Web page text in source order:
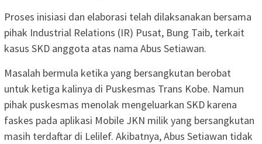
Proses inisiasi dan elaborasi telah dilaksanakan bersama
pihak Industrial Relations (IR) Pusat, Bung Taib, terkait
kasus SKD anggota atas nama Abus Setiawan.
Masalah bermula ketika yang bersangkutan berobat
untuk ketiga kalinya di Puskesmas Trans Kobe. Namun
pihak puskesmas menolak mengeluarkan SKD karena
faskes pada aplikasi Mobile JKN milik yang bersangkutan
masih terdaftar di Lelilef. Akibatnya, Abus Setiawan tidak